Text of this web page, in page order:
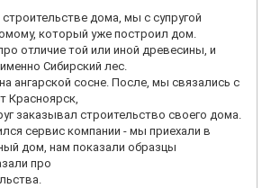
дома, мы с супругой
который уже построил дом.
отличие той или иной древесины, и
Сибирский лес.
ангарской сосне. После, мы связались с
Красноярск,
заказывал строительство своего дома.
сервис компании - мы приехали в
дом, нам показали образцы
про